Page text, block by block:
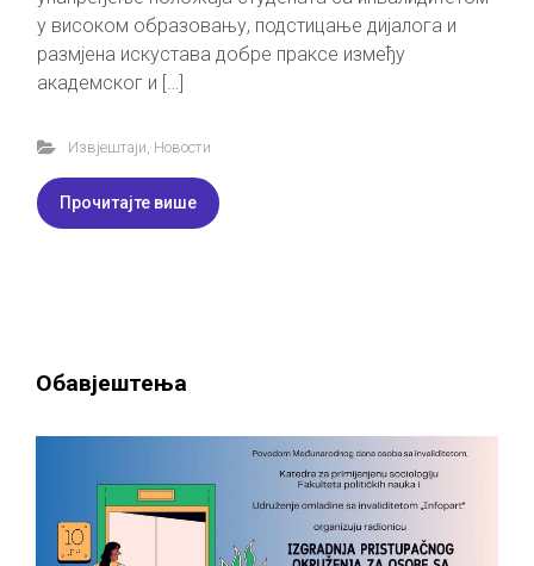
у високом образовању, подстицање дијалога и
размјена искустава добре праксе између
академског и […]
Извјештаји Новости
Прочитајте више
Обавјештења